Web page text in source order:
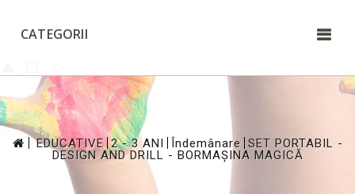
CATEGORII
>
EDUCATIVE
>
2 - 3 ANI
Îndemânare SET PORTABIL -
DESIGN AND DRILL - BORMAȘINA MAGICĂ